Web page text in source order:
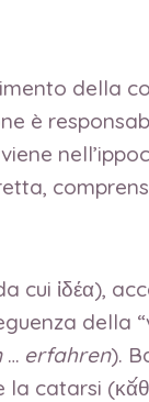
della
è
cui ἰδέα),
della
… erfahren).
catarsi